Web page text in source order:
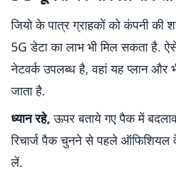
जियो के पात्र ग्राहकों को कंपनी की
5G डेटा का लाभ भी मिल सकता है.
नेटवर्क उपलब्ध है, वहां यह प्लान और
जाता है.
ध्यान रहे, ऊपर बताये गए पैक में
रिचार्ज पैक चुनने से पहले
लें.